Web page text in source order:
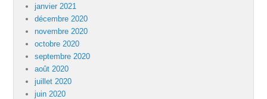
janvier 2021
décembre 2020
novembre 2020
octobre 2020
septembre 2020
août 2020
juillet 2020
juin 2020